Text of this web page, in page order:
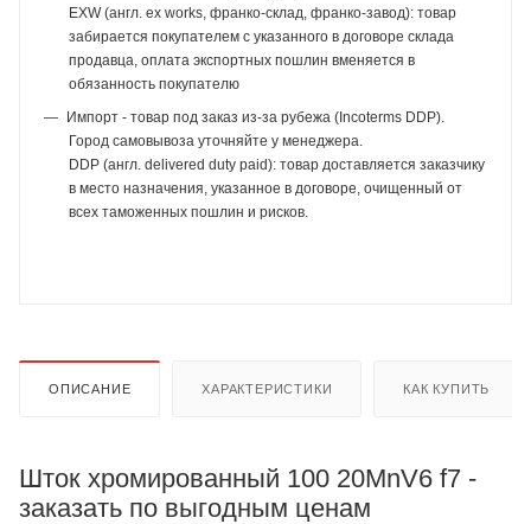
EXW (англ. ex works, франко-склад, франко-завод): товар
забирается покупателем с указанного в договоре склада
продавца, оплата экспортных пошлин вменяется в
обязанность покупателю
Импорт - товар под заказ из-за рубежа (Incoterms DDP).
Город самовывоза уточняйте у менеджера.
DDP (англ. delivered duty paid): товар доставляется заказчику
в место назначения, указанное в договоре, очищенный от
всех таможенных пошлин и рисков.
ОПИСАНИЕ ХАРАКТЕРИСТИКИ КАК КУПИТЬ
Шток хромированный 100 20MnV6 f7 -
заказать по выгодным ценам